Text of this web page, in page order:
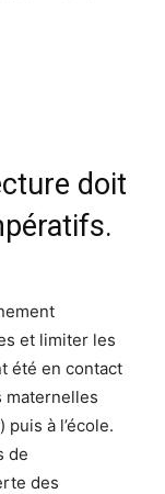
doit
et limiter les
été en contact
maternelles
à l’école.
de
des